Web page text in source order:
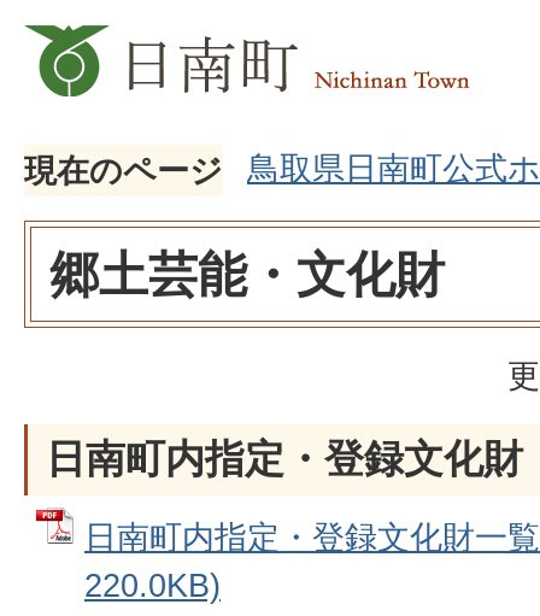
現在のページ 鳥取県日南町公式
郷土芸能・文化財
日南町内指定・登録文化財
日南町内指定・登録文化財一
220.0KB)